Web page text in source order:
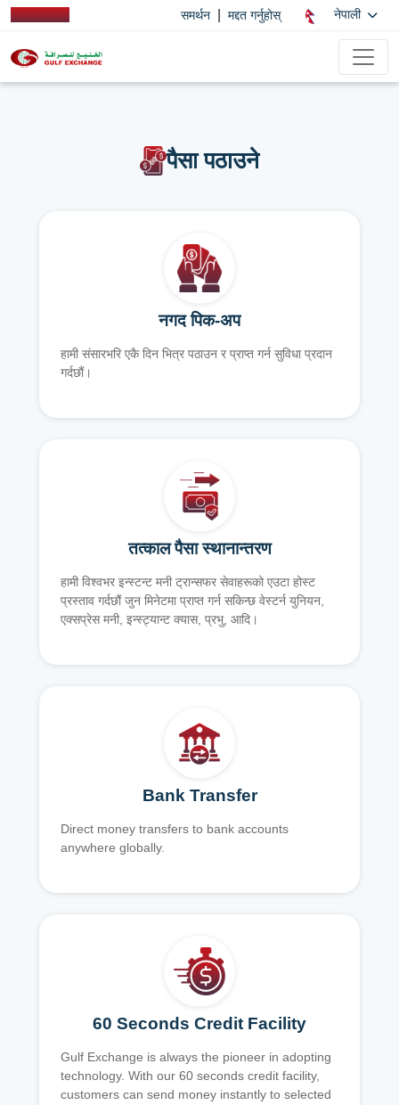
समर्थन मद्दत गर्नुहोस् नेपाली
पैसा पठाउने
नगद पिक-अप
हामी संसारभरि एकै दिन भित्र पठाउन र प्राप्त गर्न सुविधा प्रदान
गर्दछौं।
तत्काल पैसा स्थानान्तरण
हामी विश्वभर इन्स्टन्ट मनी ट्रान्सफर सेवाहरूको एउटा होस्ट
प्रस्ताव गर्दछौं जुन मिनेटमा प्राप्त गर्न सकिन्छ वेस्टर्न युनियन,
एक्सप्रेस मनी, इन्स्ट्यान्ट क्यास, प्रभु, आदि।
Bank Transfer
Direct money transfers to bank accounts
anywhere globally.
60 Seconds Credit Facility
Gulf Exchange is always the pioneer in adopting
technology. With our 60 seconds credit facility,
customers can send money instantly to selected